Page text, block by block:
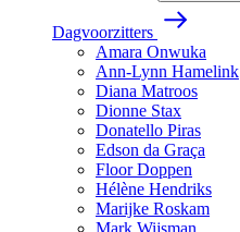
Dagvoorzitters
Amara Onwuka
Ann-Lynn Hamelink
Diana Matroos
Dionne Stax
Donatello Piras
Edson da Graça
Floor Doppen
Hélène Hendriks
Marijke Roskam
Mark Wijsman